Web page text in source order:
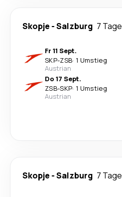
Skopje -Salzburg 7 Tage
Fr 11 Sept.
SKP-ZSB· 1 Umstieg
Austrian
Do 17 Sept.
ZSB-SKP· 1 Umstieg
Austrian
Skopje -Salzburg 7 Tage